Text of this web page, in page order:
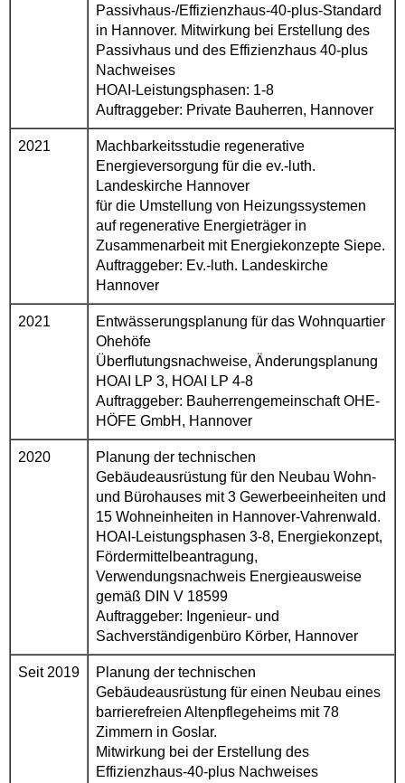
Passivhaus-/Effizienzhaus-40-plus-Standard
in Hannover. Mitwirkung bei Erstellung des
Passivhaus und des Effizienzhaus 40-plus
Nachweises
HOAI-Leistungsphasen: 1-8
Auftraggeber: Private Bauherren, Hannover
2021
Machbarkeitsstudie regenerative
Energieversorgung für die ev.-luth.
Landeskirche Hannover
für die Umstellung von Heizungssystemen
auf regenerative Energieträger in
Zusammenarbeit mit Energiekonzepte Siepe.
Auftraggeber: Ev.-luth. Landeskirche
Hannover
2021
Entwässerungsplanung für das Wohnquartier
Ohehöfe
Überflutungsnachweise, Änderungsplanung
HOAI LP 3, HOAI LP 4-8
Auftraggeber: Bauherrengemeinschaft OHE-
HÖFE GmbH, Hannover
2020
Planung der technischen
Gebäudeausrüstung für den Neubau Wohn-
und Bürohauses mit 3 Gewerbeeinheiten und
15 Wohneinheiten in Hannover-Vahrenwald.
HOAI-Leistungsphasen 3-8, Energiekonzept,
Fördermittelbeantragung,
Verwendungsnachweis Energieausweise
gemäß DIN V 18599
Auftraggeber: Ingenieur- und
Sachverständigenbüro Körber, Hannover
Seit 2019
Planung der technischen
Gebäudeausrüstung für einen Neubau eines
barrierefreien Altenpflegeheims mit 78
Zimmern in Goslar.
Mitwirkung bei der Erstellung des
Effizienzhaus-40-plus Nachweises